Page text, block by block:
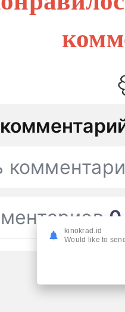
0
kinokrad.id
Would like to